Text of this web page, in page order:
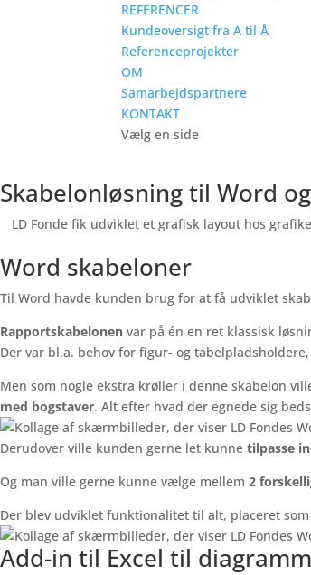
REFERENCER
Kundeoversigt fra A til Å
Referenceprojekter
OM
Samarbejdspartnere
KONTAKT
Vælg en side
Skabelonløsning til Word
LD Fonde fik udviklet et grafisk layout hos
Word skabeloner
Til Word havde kunden brug for at få udviklet
Rapportskabelonen var på én en ret klassisk
Der var bl.a. behov for figur- og
Men som nogle ekstra krøller i denne skabelon
med bogstaver. Alt efter hvad der egnede sig
Derudover ville kunden gerne let kunne tilpasse
Og man ville gerne kunne vælge mellem 2
Der blev udviklet funktionalitet til alt, placeret som
Add-in til Excel til